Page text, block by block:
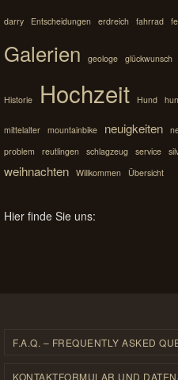
darry Entscheidungen erdreich fahrrad
Galerien
geologe glückwunsch
Historie Hochzeit Hund
mittelalter mountainbike neuigkeiten
problem
reutlingen schlagzeug service
weihnachten Willkommen Übersicht
Hier finde Sie uns:
F.A.Q. – FREQUENTLY ASKED
KONTAKTFORMULAR UND